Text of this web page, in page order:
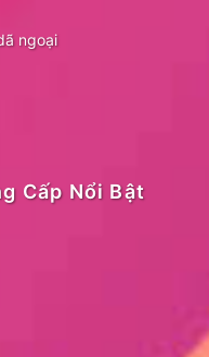
ngoại
Cấp Nổi Bật